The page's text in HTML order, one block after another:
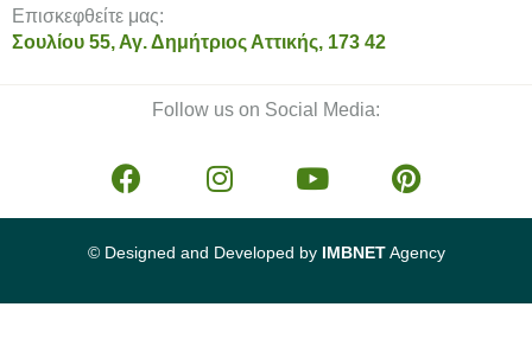
Επισκεφθείτε μας:
Σουλίου 55, Αγ. Δημήτριος Αττικής, 173 42
Follow us on Social Media:
© Designed and Developed by IMBNETAgency